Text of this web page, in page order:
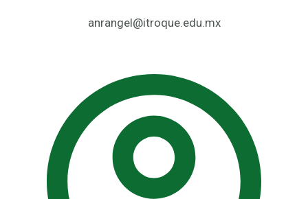
anrangel@itroque.edu.mx